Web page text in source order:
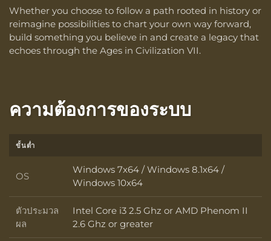
Whether you choose to follow a path rooted in history or
reimagine possibilities to chart your own way forward,
build something you believe in and create a legacy that
echoes through the Ages in Civilization VII.
ความต้องการของระบบ
ขั้นต่ำ
OS OS
Windows 7x64 / Windows 8.1x64 /
Windows 10x64
ตัวประมวล
ผล
ตัวประมวลผล
Intel Core i3 2.5 Ghz or AMD Phenom II
2.6 Ghz or greater